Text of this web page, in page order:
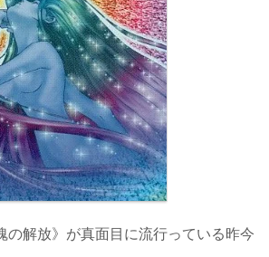
の解放》が真面目に流行っている昨今